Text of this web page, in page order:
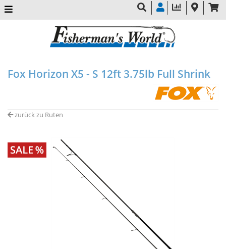
Fox Horizon X5 - S 12ft 3.75lb Full Shrink
zurück zu Ruten